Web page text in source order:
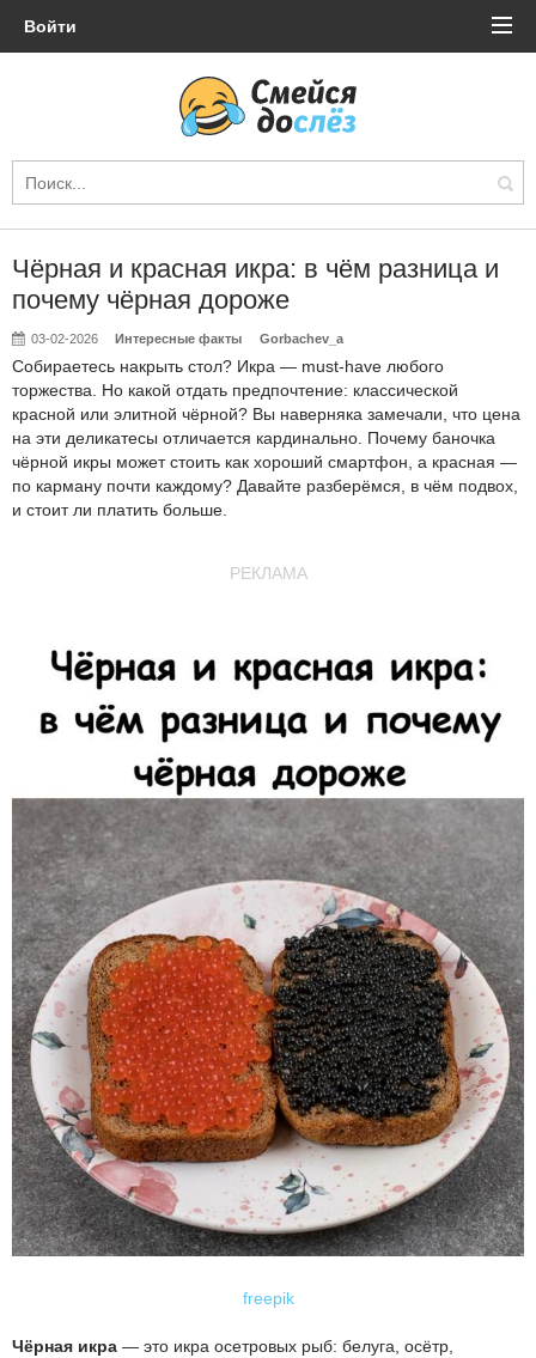
Войти
Чёрная и красная икра: в чём разница и
почему чёрная дороже
03-02-2026 Интересные факты Gorbachev_a
Собираетесь накрыть стол? Икра — must-have любого
торжества. Но какой отдать предпочтение: классической
красной или элитной чёрной? Вы наверняка замечали, что цена
на эти деликатесы отличается кардинально. Почему баночка
чёрной икры может стоить как хороший смартфон, а красная —
по карману почти каждому? Давайте разберёмся, в чём подвох,
и стоит ли платить больше.
РЕКЛАМА
freepik
Чёрная икра — это икра осетровых рыб: белуга, осётр,